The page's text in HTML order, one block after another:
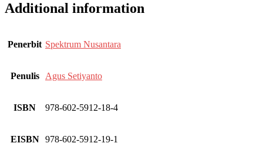
Additional information
Penerbit Spektrum Nusantara
Penulis Agus Setiyanto
ISBN 978-602-5912-18-4
EISBN 978-602-5912-19-1